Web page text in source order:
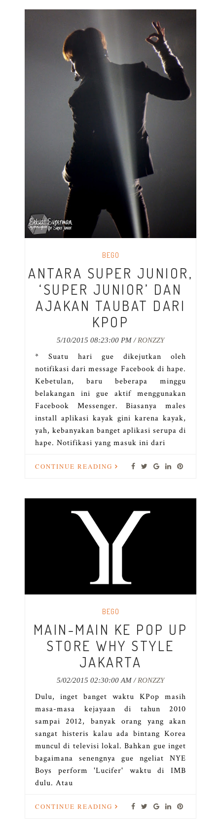
BEGO
ANTARA SUPER JUNIOR,
‘SUPER JUNIOR’ DAN
AJAKAN TAUBAT DARI
KPOP
5/10/2015 08:23:00 PM / RONZZY
* Suatu hari gue dikejutkan oleh
notifikasi dari message Facebook di hape.
Kebetulan, baru beberapa minggu
belakangan ini gue aktif menggunakan
Facebook Messenger. Biasanya males
install aplikasi kayak gini karena kayak,
yah, kebanyakan banget aplikasi serupa di
hape. Notifikasi yang masuk ini dari
CONTINUE READING
BEGO
MAIN-MAIN KE POP UP
STORE WHY STYLE
JAKARTA
5/02/2015 02:30:00 AM /RONZZY
Dulu, inget banget waktu KPop masih
masa-masa kejayaan di tahun 2010
sampai 2012, banyak orang yang akan
sangat histeris kalau ada bintang Korea
muncul di televisi lokal. Bahkan gue inget
bagaimana senengnya gue ngeliat NYE
Boys perform 'Lucifer' waktu di IMB
dulu. Atau
CONTINUE READING